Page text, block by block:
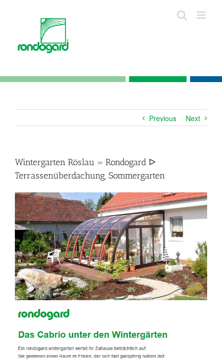
Previous Next
Wintergarten Röslau » Rondogard ᐅ
Terrassenüberdachung, Sommergarten